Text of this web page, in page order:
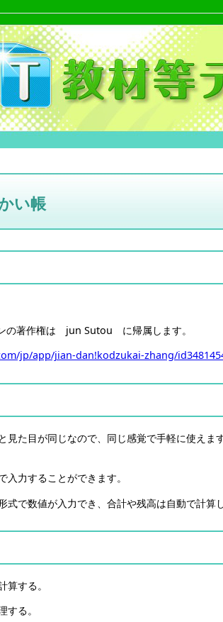
い帳
の著作権は jun Sutou に帰属します。
jp/app/jian-dan!kodzukai-zhang/
見た目が同じなので、同じ感覚で手軽に使えま
入力することができます。
式で数値が入力でき、合計や残高は自動で計算
算する。
する。